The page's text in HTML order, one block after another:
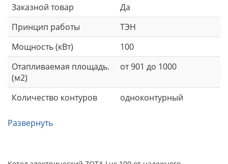
Заказной товар
Да
Принцип работы
ТЭН
Мощность (кВт)
100
Отапливаемая площадь.
(м2)
от 901 до 1000
Количество контуров одноконтурный
Развернуть